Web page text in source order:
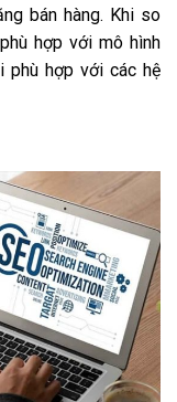
bán hàng. Khi so
hợp với mô hình
phù hợp với các hệ